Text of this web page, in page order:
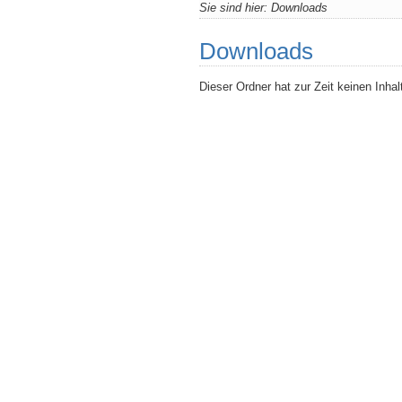
Sie sind hier: Downloads
Downloads
Dieser Ordner hat zur Zeit keinen